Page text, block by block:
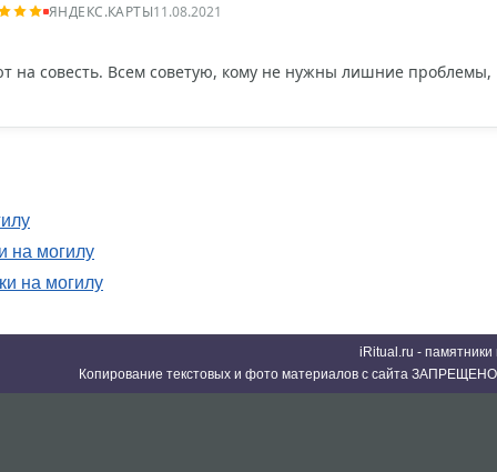
ЯНДЕКС.КАРТЫ11.08.2021
на совесть. Всем советую, кому не нужны лишние
на могилу
на могилу
iRitual.ru -
Копирование текстовых и фото материалов с сайта